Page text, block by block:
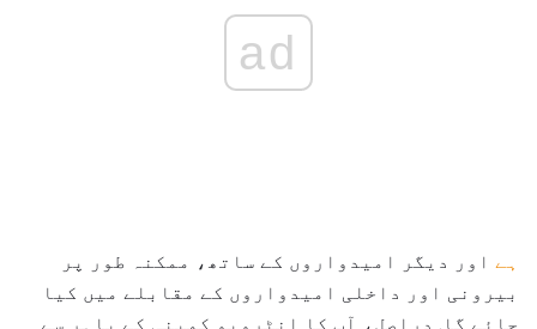
ad
ہے اور دیگر امیدواروں کے ساتھ، ممکنہ طور پر
بیرونی اور داخلی امیدواروں کے مقابلے میں کیا
جائے گا. دراصل، آپ کا انٹرویو کمپنی کے باہر سے